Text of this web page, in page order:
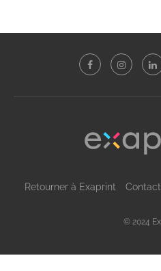
Retourner à Exaprint
© 2024